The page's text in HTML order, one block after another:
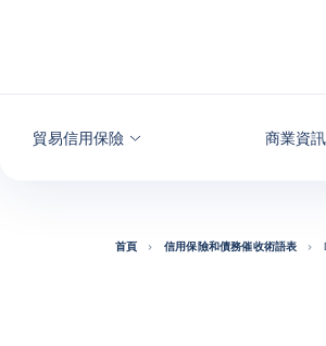
貿易信用保險 商業資訊
首頁 信用保險和債務催收術語表